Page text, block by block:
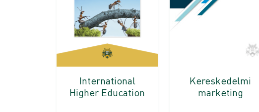
International
Higher Education
Kereskedelmi
marketing